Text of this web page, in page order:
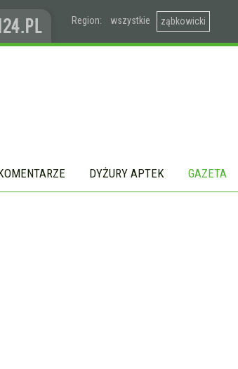
Region: wszystkie ząbkowicki
DYŻURY APTEK GAZETA